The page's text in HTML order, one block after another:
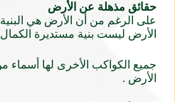
حقائق مذهلة عن الأرض
على الرغم من أن الأرض هي
الأرض ليست بنية مستديرة
الأرض .